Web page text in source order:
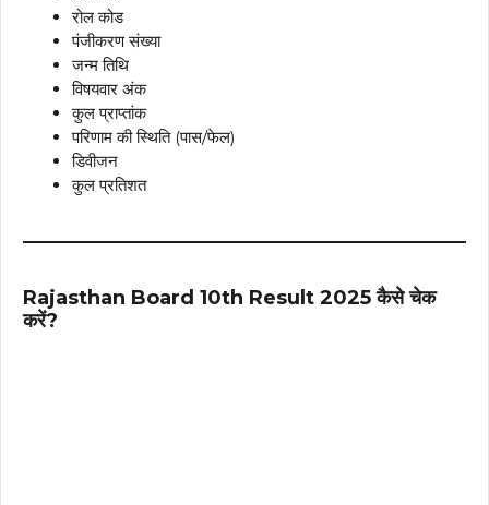
रोल कोड
पंजीकरण संख्या
जन्म तिथि
विषयवार अंक
कुल प्राप्तांक
परिणाम की स्थिति (पास/फेल)
डिवीजन
कुल प्रतिशत
Rajasthan Board 10th Result 2025 कैसे चेक
करें?